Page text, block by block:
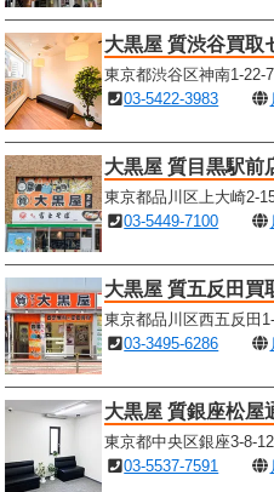
大黒屋 質渋谷買取
東京都渋谷区神南1-22-
03-5422-3983
大黒屋 質目黒駅前
東京都品川区上大崎2-
03-5449-7100
大黒屋 質五反田買
東京都品川区西五反田
03-3495-6286
大黒屋 質銀座松屋
東京都中央区銀座3-8-
03-5537-7591